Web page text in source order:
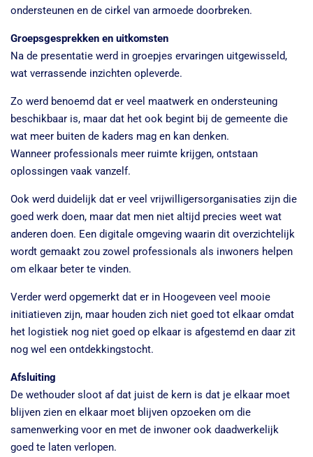
ondersteunen en de cirkel van armoede doorbreken.
Groepsgesprekken en uitkomsten
Na de presentatie werd in groepjes ervaringen uitgewisseld,
wat verrassende inzichten opleverde.
Zo werd benoemd dat er veel maatwerk en ondersteuning
beschikbaar is, maar dat het ook begint bij de gemeente die
wat meer buiten de kaders mag en kan denken.
Wanneer professionals meer ruimte krijgen, ontstaan
oplossingen vaak vanzelf.
Ook werd duidelijk dat er veel vrijwilligersorganisaties zijn die
goed werk doen, maar dat men niet altijd precies weet wat
anderen doen. Een digitale omgeving waarin dit overzichtelijk
wordt gemaakt zou zowel professionals als inwoners helpen
om elkaar beter te vinden.
Verder werd opgemerkt dat er in Hoogeveen veel mooie
initiatieven zijn, maar houden zich niet goed tot elkaar omdat
het logistiek nog niet goed op elkaar is afgestemd en daar zit
nog wel een ontdekkingstocht.
Afsluiting
De wethouder sloot af dat juist de kern is dat je elkaar moet
blijven zien en elkaar moet blijven opzoeken om die
samenwerking voor en met de inwoner ook daadwerkelijk
goed te laten verlopen.